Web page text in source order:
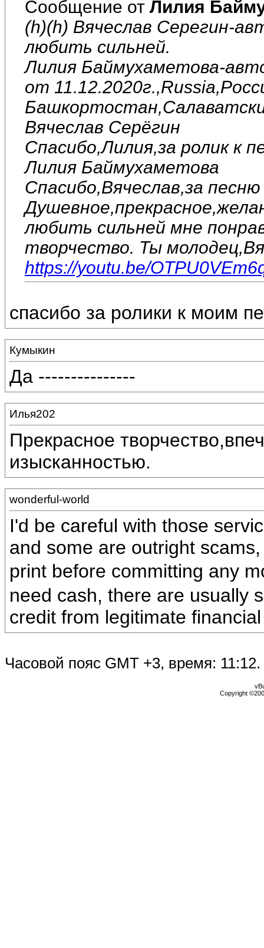
Сообщение от Лилия
(h)(h) Вячеслав Серегин-
любить сильней.
Лилия Баймухаметова-
от
Вячеслав Серёгин
Спасибо,Лилия,за ролик к
Лилия Баймухаметова
Спасибо,Вячеслав,за песню
любить сильней мне
творчество. Ты
https://youtu.be/
спасибо за ролики к моим
Кумыкин
Да ---------------
Илья202
Прекрасное
изысканностью.
wonderful-world
I'd be careful with those
and some are outright
print before committing any
need cash, there are usually
credit from legitimate
Часовой пояс GMT +3, время: 11:12.
Copyright